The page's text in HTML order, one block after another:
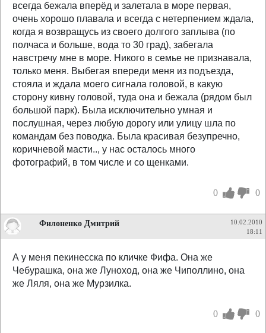
всегда бежала вперёд и залетала в море первая,
очень хорошо плавала и всегда с нетерпением ждала,
когда я возвращусь из своего долгого заплыва (по
полчаса и больше, вода то 30 град), забегала
навстречу мне в море. Никого в семье не признавала,
только меня. Выбегая впереди меня из подъезда,
стояла и ждала моего сигнала головой, в какую
сторону кивну головой, туда она и бежала (рядом был
большой парк). Была исключительно умная и
послушная, через любую дорогу или улицу шла по
командам без поводка. Была красивая безупречно,
коричневой масти.., у нас осталось много
фотографий, в том числе и со щенками.
0 0
Филоненко Дмитрий
10.02.2010
18:11
А у меня пекинесска по кличке Фифа. Она же
Чебурашка, она же Луноход, она же Чиполлино, она
же Ляля, она же Мурзилка.
0 0